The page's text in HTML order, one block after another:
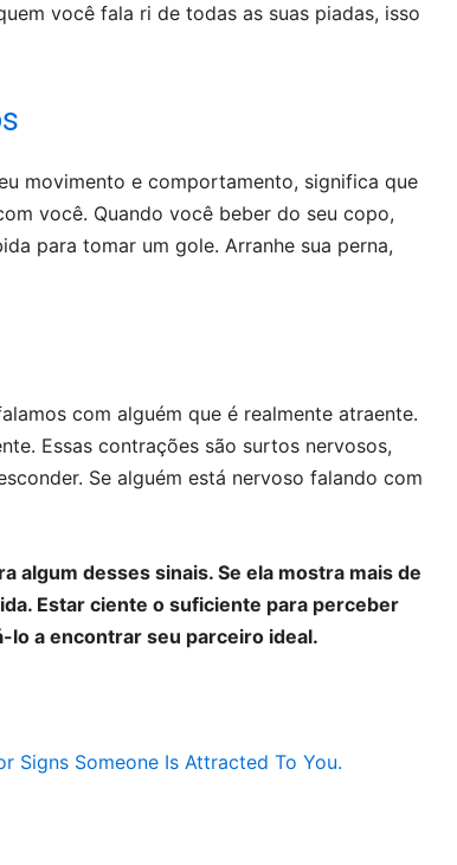
você fala ri de todas as suas piadas, isso
movimento e comportamento, significa que
você. Quando você beber do seu copo,
para tomar um gole. Arranhe sua perna,
com alguém que é realmente atraente.
Essas contrações são surtos nervosos,
Se alguém está nervoso falando com
algum desses sinais. Se ela mostra mais de
Estar ciente o suficiente para perceber
lo a encontrar seu parceiro ideal.
Signs Someone Is Attracted To You.